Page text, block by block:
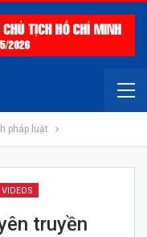
pháp luật
VIDEOS
truyền